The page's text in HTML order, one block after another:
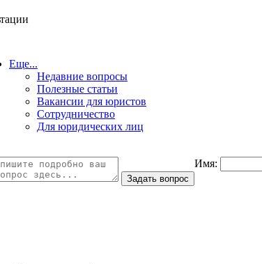
Еще...
Недавние вопросы
Полезные статьи
Вакансии для юристов
Сотрудничество
Для юридических лиц
Имя: